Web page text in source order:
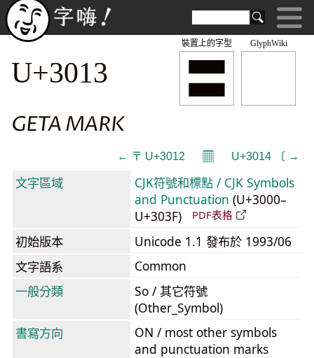
GlyphWiki
〓
裝置上的字型
U+3013
GETA MARK
← 〒 U+3012 𝄜 U+3014 〔 →
文字區域
CJK符號和標點 / CJK Symbols
and Punctuation (U+3000–
U+303F)
PDF表格
初始版本
Unicode 1.1 發布於 1993/06
文字語系
Common
一般分類
So / 其它符號
(Other_Symbol)
書寫方向
ON / most other symbols
and punctuation marks